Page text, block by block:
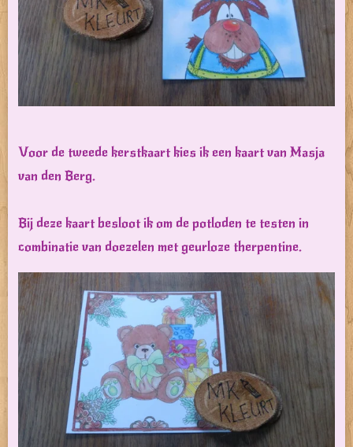
Voor de tweede kerstkaart kies ik een kaart van Masja
van den Berg.
Bij deze kaart besloot ik om de potloden te testen in
combinatie van doezelen met geurloze therpentine.